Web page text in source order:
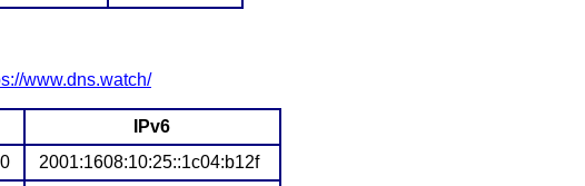
www.dns.watch/
IPv6
2001:1608:10:25::1c04:b12f